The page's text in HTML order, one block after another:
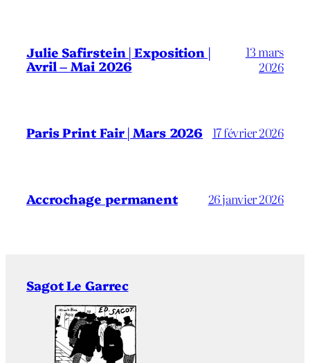
Julie Safirstein | Exposition |
Avril – Mai 2026
13 mars
2026
Paris Print Fair | Mars 2026 17 février 2026
Accrochage permanent 26 janvier 2026
Sagot Le Garrec